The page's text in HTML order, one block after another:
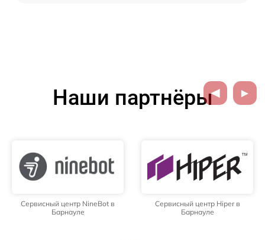
Наши партнёры
Сервисный центр NineBot в
Барнауле
Сервисный центр Hiper в
Барнауле